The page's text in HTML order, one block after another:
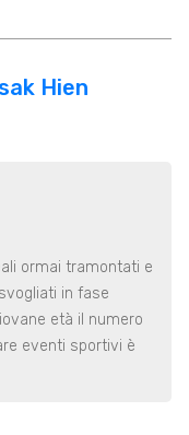
Hien
ormai tramontati e
in fase
età il numero
eventi sportivi è